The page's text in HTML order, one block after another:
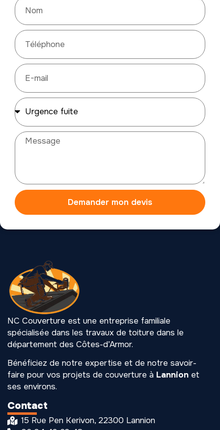
Demander mon devis
NC Couverture est une entreprise familiale
spécialisée dans les travaux de toiture dans le
département des Côtes-d’Armor.
Bénéficiez de notre expertise et de notre savoir-
faire pour vos projets de couverture à Lannion et
ses environs.
Contact
15 Rue Pen Kerivon, 22300 Lannion